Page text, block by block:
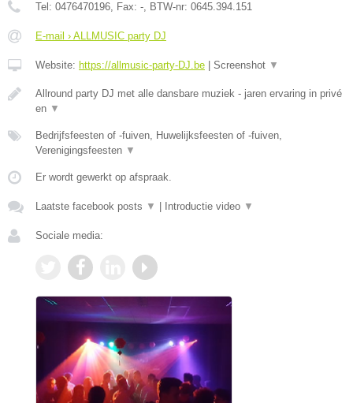
Tel: 0476470196, Fax: -, BTW-nr: 0645.394.151
E-mail › ALLMUSIC party DJ
Website: https://allmusic-party-DJ.be Screenshot ▼
Allround party DJ met alle dansbare muziek - jaren ervaring in privé
en ▼
Bedrijfsfeesten of -fuiven, Huwelijksfeesten of -fuiven,
Verenigingsfeesten ▼
Er wordt gewerkt op afspraak.
Laatste facebook posts ▼ Introductie video ▼
Sociale media: